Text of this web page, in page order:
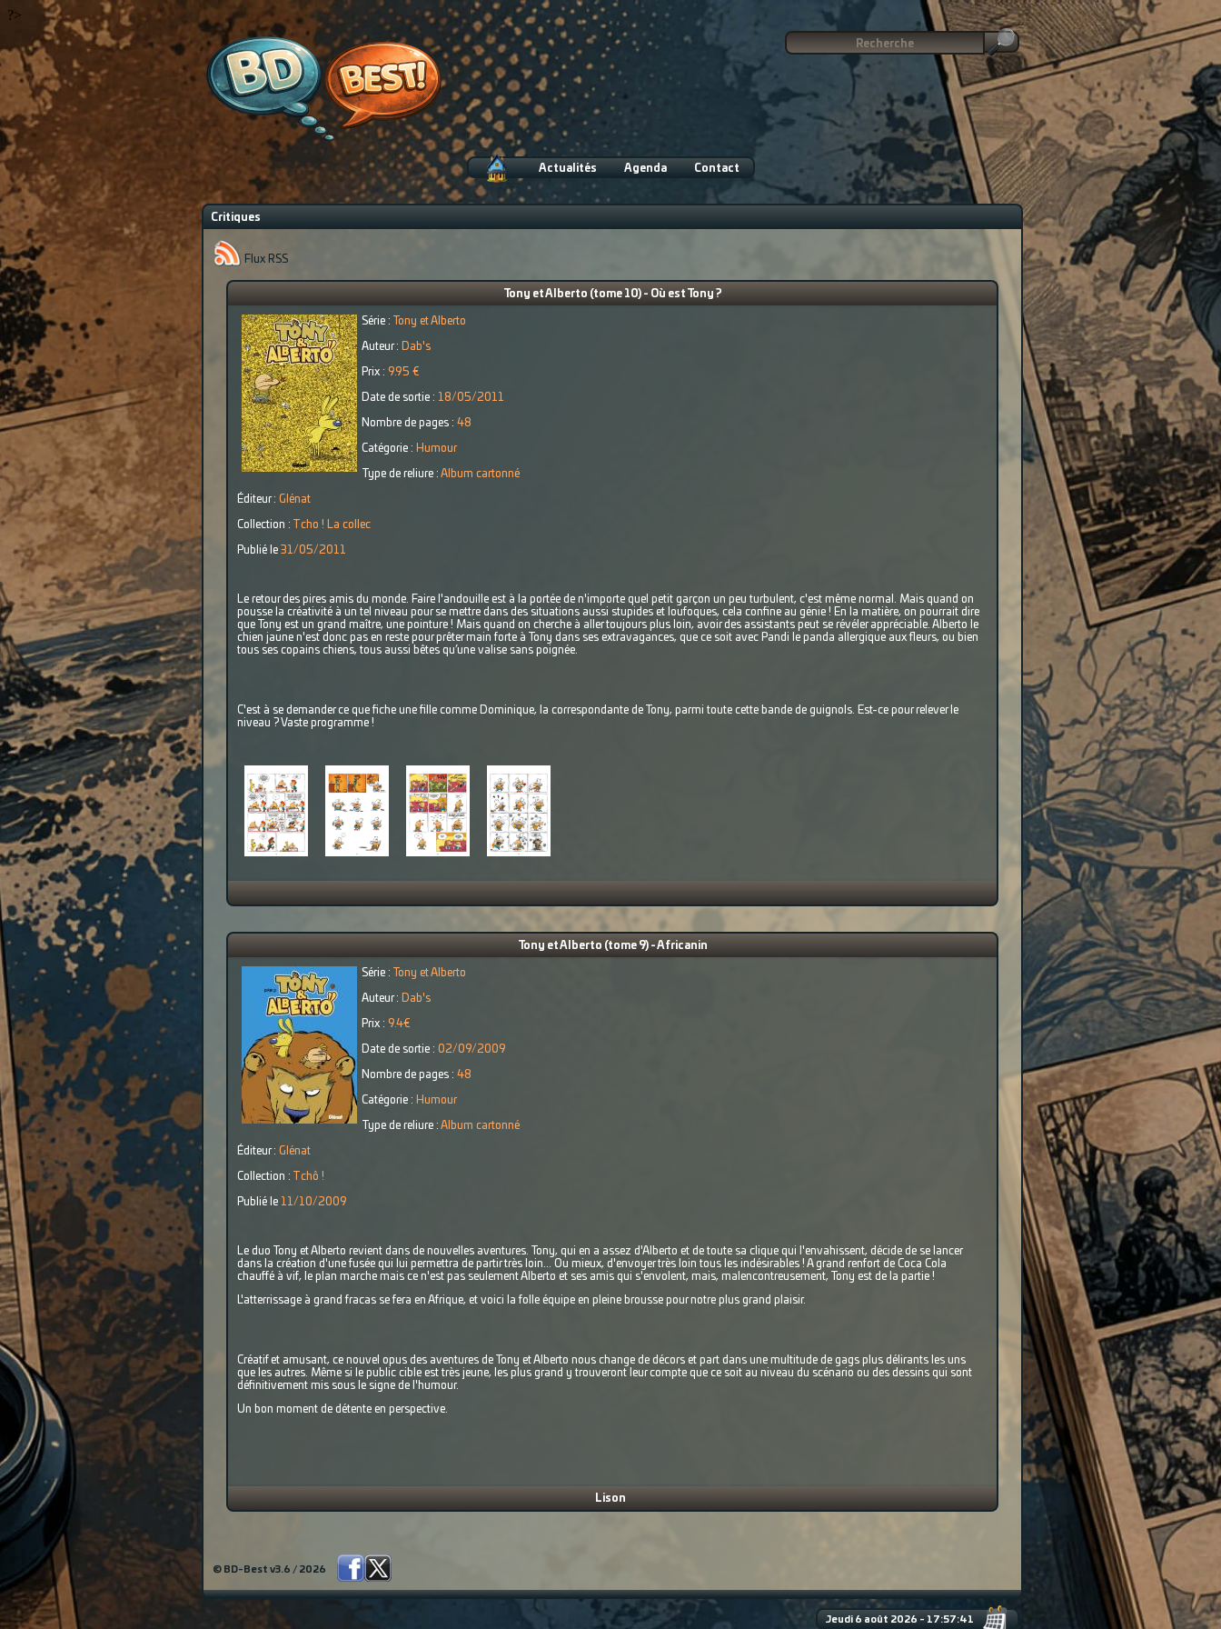
?>
Actualités Agenda Contact
Critiques
Flux RSS
Tony et Alberto (tome 10) - Où est Tony ?
Série : Tony et Alberto
Auteur : Dab's
Prix : 9.95 €
Date de sortie : 18/05/2011
Nombre de pages : 48
Catégorie : Humour
Type de reliure : Album cartonné
Éditeur : Glénat
Collection : Tcho ! La collec
Publié le 31/05/2011
Le retour des pires amis du monde. Faire l'andouille est à la portée de n'importe quel petit garçon un peu turbulent, c'est même normal. Mais quand on
pousse la créativité à un tel niveau pour se mettre dans des situations aussi stupides et loufoques, cela confine au génie ! En la matière, on pourrait dire
que Tony est un grand maître, une pointure ! Mais quand on cherche à aller toujours plus loin, avoir des assistants peut se révéler appréciable. Alberto le
chien jaune n'est donc pas en reste pour prêter main forte à Tony dans ses extravagances, que ce soit avec Pandi le panda allergique aux fleurs, ou bien
tous ses copains chiens, tous aussi bêtes qu’une valise sans poignée.
C'est à se demander ce que fiche une fille comme Dominique, la correspondante de Tony, parmi toute cette bande de guignols. Est-ce pour relever le
niveau ? Vaste programme !
Tony et Alberto (tome 9) - Africanin
Série : Tony et Alberto
Auteur : Dab's
Prix : 9.4€
Date de sortie : 02/09/2009
Nombre de pages : 48
Catégorie : Humour
Type de reliure : Album cartonné
Éditeur : Glénat
Collection : Tchô !
Publié le 11/10/2009
Le duo Tony et Alberto revient dans de nouvelles aventures. Tony, qui en a assez d'Alberto et de toute sa clique qui l'envahissent, décide de se lancer
dans la création d'une fusée qui lui permettra de partir très loin... Ou mieux, d'envoyer très loin tous les indésirables ! A grand renfort de Coca Cola
chauffé à vif, le plan marche mais ce n'est pas seulement Alberto et ses amis qui s'envolent, mais, malencontreusement, Tony est de la partie !
L'atterrissage à grand fracas se fera en Afrique, et voici la folle équipe en pleine brousse pour notre plus grand plaisir.
Créatif et amusant, ce nouvel opus des aventures de Tony et Alberto nous change de décors et part dans une multitude de gags plus délirants les uns
que les autres. Même si le public cible est très jeune, les plus grand y trouveront leur compte que ce soit au niveau du scénario ou des dessins qui sont
définitivement mis sous le signe de l'humour.
Un bon moment de détente en perspective.
Lison
© BD-Best v3.6 / 2026
Jeudi 6 août 2026 - 17:57:42